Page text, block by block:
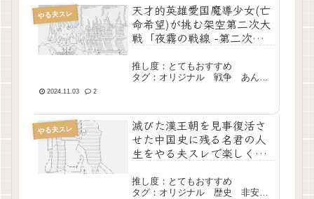
やる夫スレ
天才的英雄愛国魔導少女(亡
命希望)が挑む架空第二次大
戦「夜霧の戦線 -第二次諸国
推し度：とてもおすすめ
タグ：オリジナル 戦争 あんこ
2024.11.03 2
やる夫スレ
滅びた漢王朝を見事復活さ
せた中国史に残る名君の人
生をやる夫スレで楽しく学
るようです」
推し度：とてもおすすめ
タグ：オリジナル 歴史 非安価